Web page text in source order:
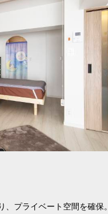
プライベート空間を確保。